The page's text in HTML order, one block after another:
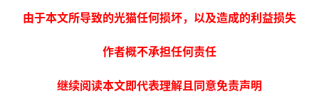
由于本文所导致的光猫任何损坏，以及造成的利益损失
作者概不承担任何责任
继续阅读本文即代表理解且同意免责声明